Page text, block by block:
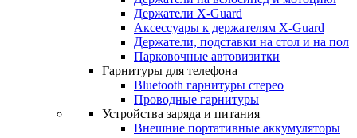
Держатели X-Guard
Аксессуары к держателям X-Guard
Держатели, подставки на стол и на пол
Парковочные автовизитки
Гарнитуры для телефона
Bluetooth гарнитуры стерео
Проводные гарнитуры
Устройства заряда и питания
Внешние портативные аккумуляторы